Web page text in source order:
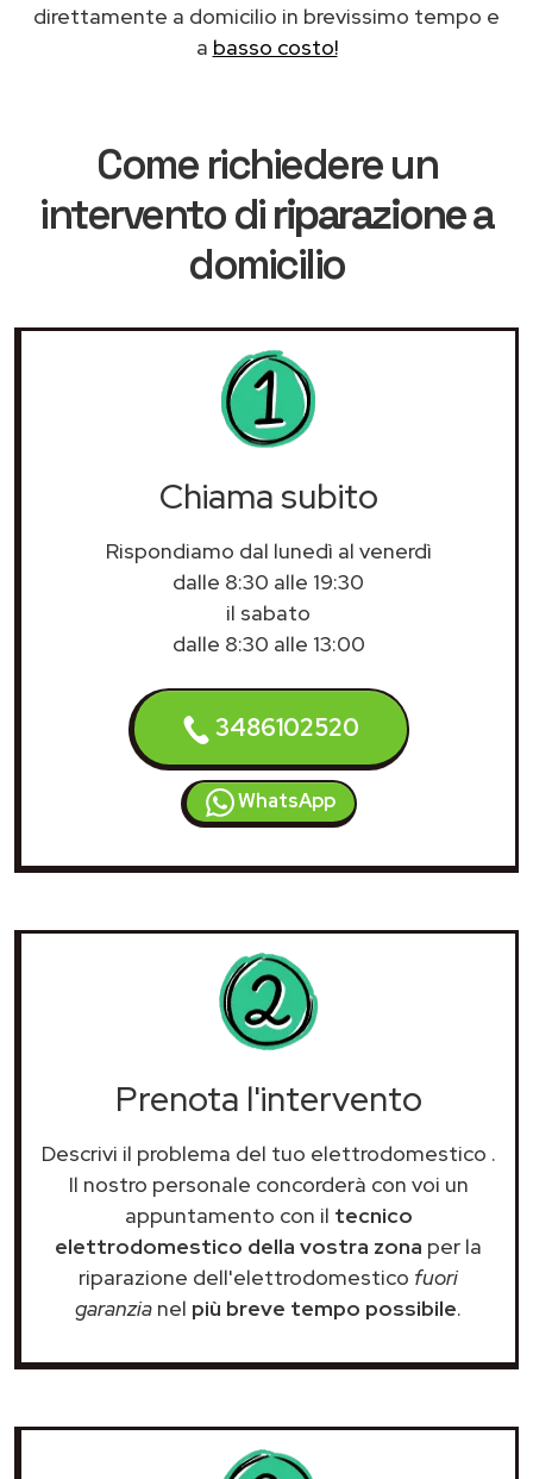
direttamente a domicilio in brevissimo tempo e
a basso costo!
Come richiedere un
intervento diriparazionea
domicilio
Chiama subito
Rispondiamo dal lunedì al venerdì
dalle 8:30 alle 19:30
il sabato
dalle 8:30 alle 13:00
3486102520
WhatsApp
Prenota l'intervento
Descrivi il problema del tuo elettrodomestico .
Il nostro personale concorderà con voi un
appuntamento con il tecnico
elettrodomestico della vostra zona per la
riparazione dell'elettrodomestico fuori
garanzia nel più breve tempo possibile.